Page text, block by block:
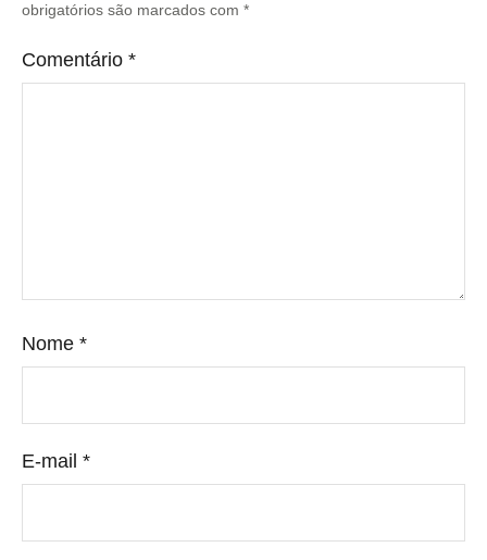
obrigatórios são marcados com *
Comentário *
Nome *
E-mail *